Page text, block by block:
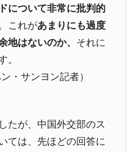
について非常に批判的
これがあまりにも過度
地はないのか、 それに
。
・サンヨン記者）
たが、中国外交部のス
ては、先ほどの回答に